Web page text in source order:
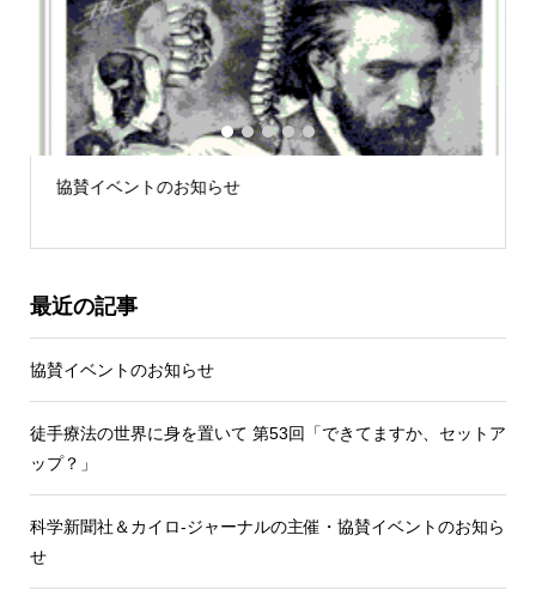
協賛イベントのお知らせ
1 2 3 4 5
最近の記事
協賛イベントのお知らせ
徒手療法の世界に身を置いて 第53回「できてますか、セットア
ップ？」
科学新聞社＆カイロ-ジャーナルの主催・協賛イベントのお知ら
せ